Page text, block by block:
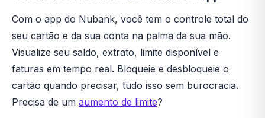
Com o app do Nubank, você tem o controle total do
seu cartão e da sua conta na palma da sua mão.
Visualize seu saldo, extrato, limite disponível e
faturas em tempo real. Bloqueie e desbloqueie o
cartão quando precisar, tudo isso sem burocracia.
Precisa de um aumento de limite?